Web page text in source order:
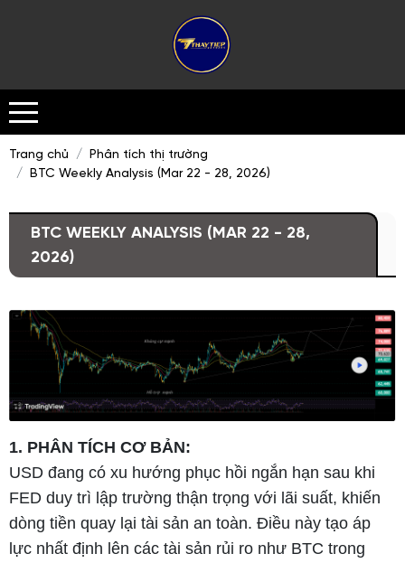
Trang chủ
Phân tích thị trường
BTC Weekly Analysis (Mar 22 - 28, 2026)
BTC WEEKLY ANALYSIS (MAR 22 - 28,
2026)
1. PHÂN TÍCH CƠ BẢN:
USD đang có xu hướng phục hồi ngắn hạn sau khi
FED duy trì lập trường thận trọng với lãi suất, khiến
dòng tiền quay lại tài sản an toàn. Điều này tạo áp
lực nhất định lên các tài sản rủi ro như BTC trong